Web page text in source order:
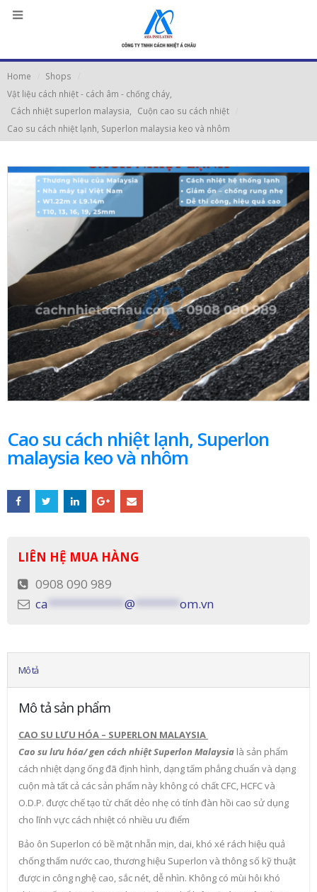
Home
Shops
Vật liệu cách nhiệt - cách âm - chống cháy
Cách nhiệt superlon malaysia
Cuộn cao su cách nhiệt
Cao su cách nhiệt lạnh, Superlon malaysia keo và nhôm
Cao su cách nhiệt lạnh, Superlon
malaysia keo và nhôm
LIÊN HỆ MUA HÀNG
0908 090 989
ca
@ om.vn
Mô tả
Mô tả sản phẩm
CAO SU LƯU HÓA – SUPERLON MALAYSIA
Cao su lưu hóa/ gen cách nhiệt Superlon Malaysia là sản phẩm
cách nhiệt dạng ống đã định hình, dạng tấm phẳng chuẩn và dạng
cuộn mà tất cả các sản phẩm này không có chất CFC, HCFC và
O.D.P. được chế tạo từ chất dẻo nhẹ có tính đàn hồi cao sử dụng
cho lĩnh vực cách nhiệt có nhiều ưu điểm
Bảo ôn Superlon có bề mặt nhẵn mịn, dai, khó xé rách hiệu quả
chống thấm nước cao, thương hiệu Superlon và thông số kỹ thuật
được in công nghệ cao, sắc nét, dễ nhìn. Không có mùi hôi khó